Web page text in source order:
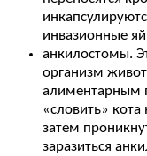
инвазионные
анкилостомы.
организм
алиментарным
«словить» кота
затем
заразиться